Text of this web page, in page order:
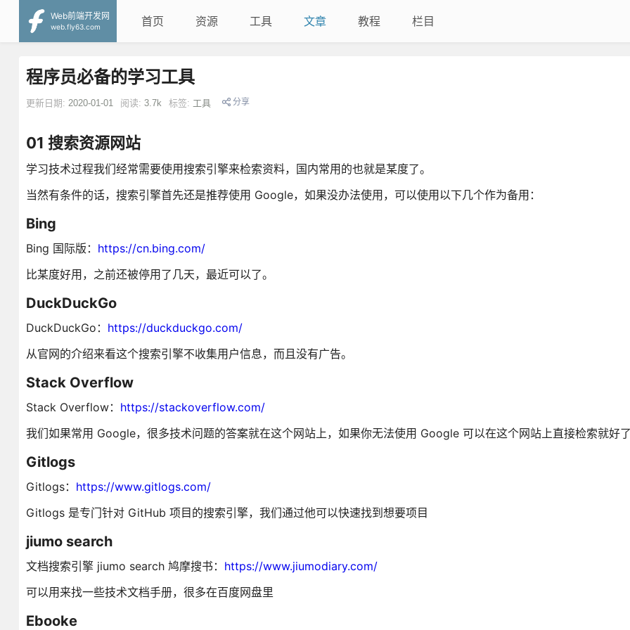
Web前端开发网
web.fly63.com
首页 资源 工具 文章 教程 栏目
程序员必备的学习工具
更新日期: 2020-01-01 阅读: 3.7k 标签: 工具 分享
01 搜索资源网站
学习技术过程我们经常需要使用搜索引擎来检索资料，国内常用的也就是某度了。
当然有条件的话，搜索引擎首先还是推荐使用 Google，如果没办法使用，可以使用以下几个作为备用：
Bing
Bing 国际版： https://cn.bing.com/
比某度好用，之前还被停用了几天，最近可以了。
DuckDuckGo
DuckDuckGo： https://duckduckgo.com/
从官网的介绍来看这个搜索引擎不收集用户信息，而且没有广告。
Stack Overflow
Stack Overflow： https://stackoverflow.com/
我们如果常用 Google，很多技术问题的答案就在这个网站上，如果你无法使用 Google 可以在这个网站上直接检索就好
Gitlogs
Gitlogs： https://www.gitlogs.com/
Gitlogs 是专门针对 GitHub 项目的搜索引擎，我们通过他可以快速找到想要项目
jiumo search
文档搜索引擎 jiumo search 鸠摩搜书： https://www.jiumodiary.com/
可以用来找一些技术文档手册，很多在百度网盘里
Ebooke